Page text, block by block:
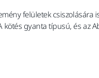
felületek csiszolására
gyanta típusú, és az